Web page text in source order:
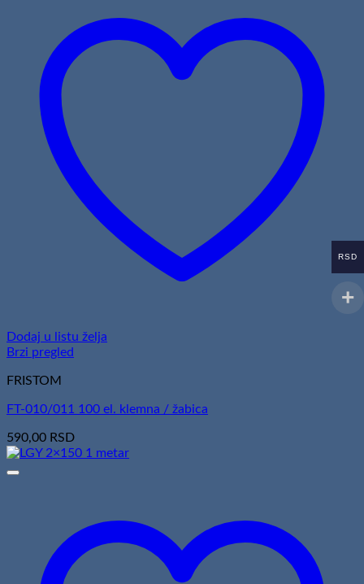
Dodaj u listu želja
Brzi pregled
FRISTOM
FT-010/011 100 el. klemna / žabica
590,00 RSD
RSD